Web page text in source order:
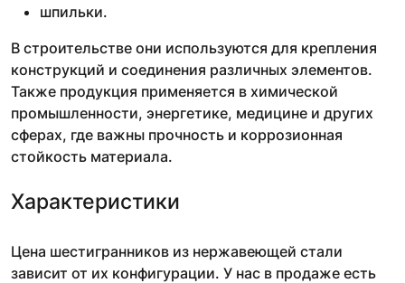
шпильки.
В строительстве они используются для крепления
конструкций и соединения различных элементов.
Также продукция применяется в химической
промышленности, энергетике, медицине и других
сферах, где важны прочность и коррозионная
стойкость материала.
Характеристики
Цена шестигранников из нержавеющей стали
зависит от их конфигурации. У нас в продаже есть